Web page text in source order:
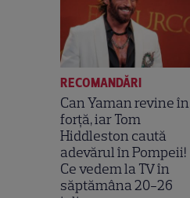
RECOMANDĂRI
Can Yaman revine în
forță, iar Tom
Hiddleston caută
adevărul în Pompeii!
Ce vedem la TV în
săptămâna 20-26